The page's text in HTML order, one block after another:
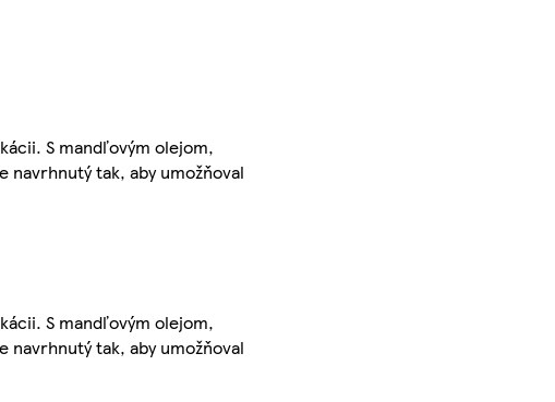
S mandľovým olejom,
navrhnutý tak, aby umožňoval
S mandľovým olejom,
navrhnutý tak, aby umožňoval